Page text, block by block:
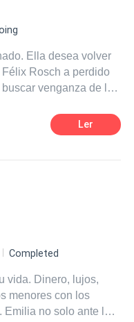
Ella desea volver
Rosch a perdido
venganza de la
a esta pareja
Segunda
Ler
Completed
vida. Dinero, lujos,
menores con los